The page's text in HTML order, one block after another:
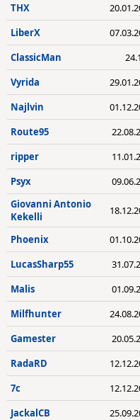
THX
LiberX
ClassicMan
Vyrida
Najlvin
Route95
ripper
Psyx
Giovanni Antonio
Kekelli
Phoenix
LucasSharp55
Malis
Milfhunter
Gamester
RadaRD
7c
JackalCB